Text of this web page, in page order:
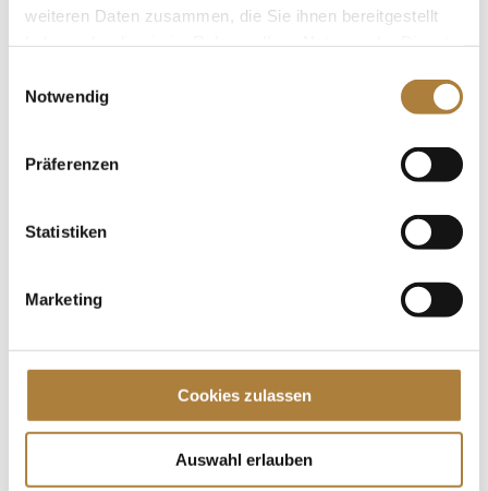
weiteren Daten zusammen, die Sie ihnen bereitgestellt
Notwendig
Präferenzen
Statistiken
Marketing
Cookies zulassen
Auswahl erlauben
Mit Finalkombination und Küsschen nach Aachen Sie
hat die letzte Chance genutzt: Im Rahmen der
Klaphake die letzte Saisonetappe des U25-
Springpokals gewonnen und damit ihr Ticket für das
Klaphake gewinnt Etappe von Deutschlands
U25 Springpokal
Springpokal,News
Nachwuchsspringreiterin triumphiert im Rahmen
der Deutschen Meisterschaften Balve. Auch die
Nachwuchsreiter bekamen bei den Deutschen
Meisterschaften in Balve ihre Bühne. Laura Klaphake